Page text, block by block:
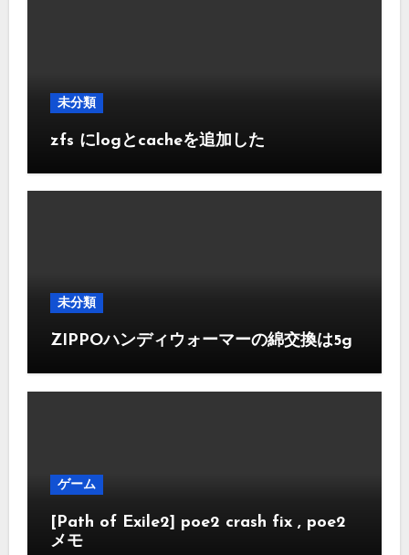
未分類
zfs にlogとcacheを追加した
未分類
ZIPPOハンディウォーマーの綿交換は5g
ゲーム
[Path of Exile2] poe2 crash fix , poe2
メモ